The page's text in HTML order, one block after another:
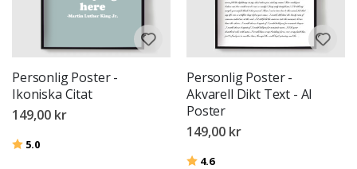
Personlig Poster -
Ikoniska Citat
149,00 kr
Betyg:
5.0
Personlig Poster -
Akvarell Dikt Text - AI
Poster
149,00 kr
Betyg:
4.6utav 5 stjärnor